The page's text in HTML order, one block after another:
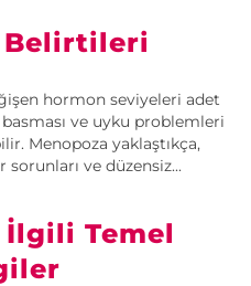
Belirtileri
hormon seviyeleri adet
ve uyku problemleri
Menopoza yaklaştıkça,
sorunları ve düzensiz...
İlgili Temel